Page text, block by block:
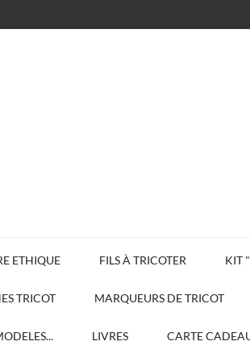
ETHIQUE FILS À TRICOTER KIT
TRICOT MARQUEURS DE TRICOT
LIVRES CARTE